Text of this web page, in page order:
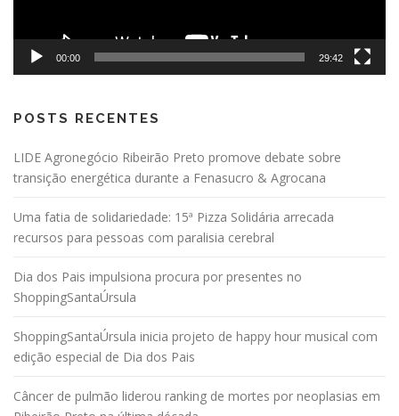
00:00 29:42
POSTS RECENTES
LIDE Agronegócio Ribeirão Preto promove debate sobre
transição energética durante a Fenasucro & Agrocana
Uma fatia de solidariedade: 15ª Pizza Solidária arrecada
recursos para pessoas com paralisia cerebral
Dia dos Pais impulsiona procura por presentes no
ShoppingSantaÚrsula
ShoppingSantaÚrsula inicia projeto de happy hour musical com
edição especial de Dia dos Pais
Câncer de pulmão liderou ranking de mortes por neoplasias em